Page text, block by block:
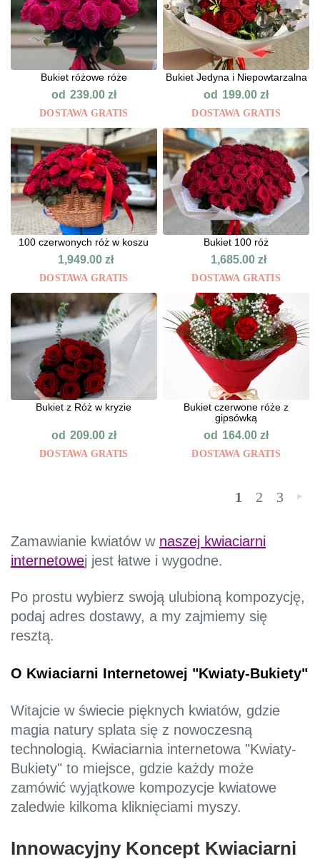
Bukiet różowe róże
od 239.00 zł
DOSTAWA GRATIS
Bukiet Jedyna i Niepowtarzalna
od 199.00zł
DOSTAWA GRATIS
100 czerwonych róż w koszu
1,949.00zł
DOSTAWA GRATIS
Bukiet 100 róż
1,685.00 zł
DOSTAWA GRATIS
Bukiet z Róż w kryzie
od 209.00 zł
DOSTAWA GRATIS
Bukiet czerwone róże z
gipsówką
od 164.00zł
DOSTAWA GRATIS
1 2 3 »
Zamawianie kwiatów w naszej kwiaciarni
internetowej jest łatwe i wygodne.
Po prostu wybierz swoją ulubioną kompozycję,
podaj adres dostawy, a my zajmiemy się
resztą.
O Kwiaciarni Internetowej "Kwiaty-Bukiety"
Witajcie w świecie pięknych kwiatów, gdzie
magia natury splata się z nowoczesną
technologią. Kwiaciarnia internetowa "Kwiaty-
Bukiety" to miejsce, gdzie każdy może
zamówić wyjątkowe kompozycje kwiatowe
zaledwie kilkoma kliknięciami myszy.
Innowacyjny Koncept Kwiaciarni